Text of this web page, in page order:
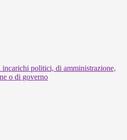
politici, di amministrazione,
o di governo